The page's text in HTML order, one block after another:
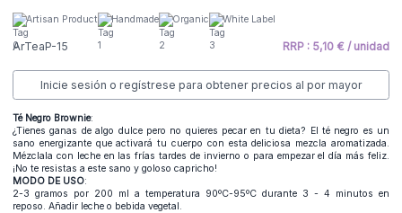
Artisan Product Handmade Organic White Label
ArTeaP-15 RRP : 5,10 € / unidad
Inicie sesión o regístrese para obtener precios al por mayor
Té Negro Brownie:
¿Tienes ganas de algo dulce pero no quieres pecar en tu dieta? El té negro es un
sano energizante que activará tu cuerpo con esta deliciosa mezcla aromatizada.
Mézclala con leche en las frías tardes de invierno o para empezar el día más feliz.
¡No te resistas a este sano y goloso capricho!
MODO DE USO:
2-3 gramos por 200 ml a temperatura 90ºC-95ºC durante 3 - 4 minutos en
reposo. Añadir leche o bebida vegetal.